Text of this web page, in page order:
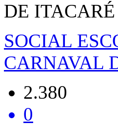
DE ITACARÉ
SOCIAL
CARNAVAL
2.380
0